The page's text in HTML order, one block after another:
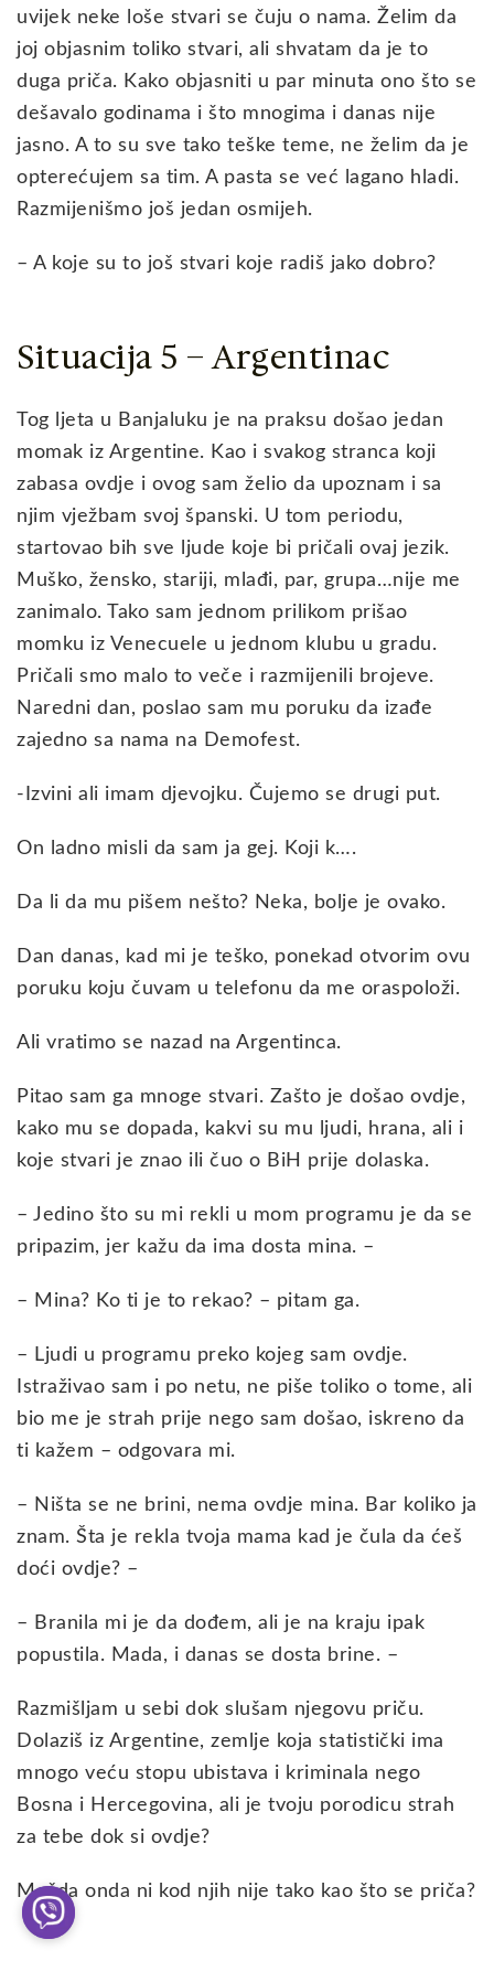
uvijek neke loše stvari se čuju o nama. Želim da
joj objasnim toliko stvari, ali shvatam da je to
duga priča. Kako objasniti u par minuta ono što se
dešavalo godinama i što mnogima i danas nije
jasno. A to su sve tako teške teme, ne želim da je
opterećujem sa tim. A pasta se već lagano hladi.
Razmijenišmo još jedan osmijeh.
– A koje su to još stvari koje radiš jako dobro?
Situacija 5 – Argentinac
Tog ljeta u Banjaluku je na praksu došao jedan
momak iz Argentine. Kao i svakog stranca koji
zabasa ovdje i ovog sam želio da upoznam i sa
njim vježbam svoj španski. U tom periodu,
startovao bih sve ljude koje bi pričali ovaj jezik.
Muško, žensko, stariji, mlađi, par, grupa…nije me
zanimalo. Tako sam jednom prilikom prišao
momku iz Venecuele u jednom klubu u gradu.
Pričali smo malo to veče i razmijenili brojeve.
Naredni dan, poslao sam mu poruku da izađe
zajedno sa nama na Demofest.
-Izvini ali imam djevojku. Čujemo se drugi put.
On ladno misli da sam ja gej. Koji k….
Da li da mu pišem nešto? Neka, bolje je ovako.
Dan danas, kad mi je teško, ponekad otvorim ovu
poruku koju čuvam u telefonu da me oraspoloži.
Ali vratimo se nazad na Argentinca.
Pitao sam ga mnoge stvari. Zašto je došao ovdje,
kako mu se dopada, kakvi su mu ljudi, hrana, ali i
koje stvari je znao ili čuo o BiH prije dolaska.
– Jedino što su mi rekli u mom programu je da se
pripazim, jer kažu da ima dosta mina. –
– Mina? Ko ti je to rekao? – pitam ga.
– Ljudi u programu preko kojeg sam ovdje.
Istraživao sam i po netu, ne piše toliko o tome, ali
bio me je strah prije nego sam došao, iskreno da
ti kažem – odgovara mi.
– Ništa se ne brini, nema ovdje mina. Bar koliko ja
znam. Šta je rekla tvoja mama kad je čula da ćeš
doći ovdje? –
– Branila mi je da dođem, ali je na kraju ipak
popustila. Mada, i danas se dosta brine. –
Razmišljam u sebi dok slušam njegovu priču.
Dolaziš iz Argentine, zemlje koja statistički ima
mnogo veću stopu ubistava i kriminala nego
Bosna i Hercegovina, ali je tvoju porodicu strah
za tebe dok si ovdje?
Možda onda ni kod njih nije tako kao što se priča?